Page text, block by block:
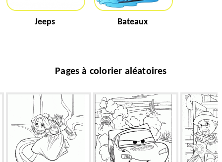
Jeeps Bateaux
Pages à colorier aléatoires